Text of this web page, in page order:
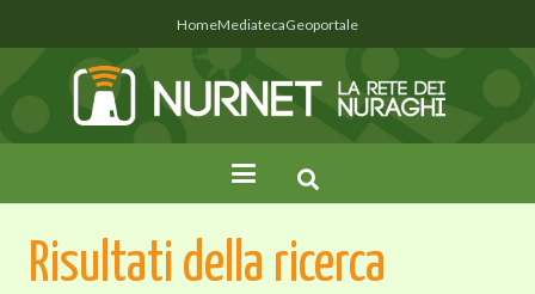
HomeMediatecaGeoportale
Risultati della ricerca